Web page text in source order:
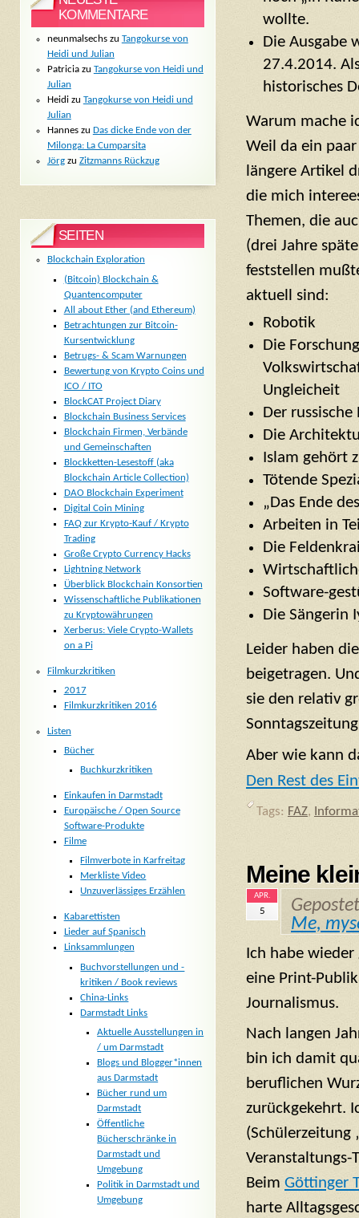
wollte.
Die Ausgabe
27.4.2014.
historisches
Warum mache
Weil da ein
längere Artikel
die mich
Themen, die
(drei Jahre
feststellen
aktuell sind:
Robotik
Die
Ungleicheit
Der
Die
Islam gehört
Tötende
„Das Ende
Arbeiten in
Die
Software-
Die Sängerin
Leider haben
beigetragen.
sie den relativ
Aber wie kann
Den Rest des
Tags: FAZ,
Meine
APR.
5
Me,
Ich habe wieder
eine Print-
Journalismus.
Nach langen
bin ich damit
beruflichen
zurückgekehrt.
(Schülerzeitung
Beim Göttinger
harte
KOMMENTARE
neunmalsechszu Tangokurse von
Heidi und Julian
Patriciazu Tangokurse von Heidi und
Julian
Heidizu Tangokurse von Heidi und
Julian
Hanneszu Das dicke Ende von der
Milonga: La Cumparsita
Jörgzu Zitzmanns Rückzug
SEITEN
Blockchain Exploration
(Bitcoin) Blockchain &
Quantencomputer
All about Ether (and Ethereum)
Betrachtungen zur Bitcoin-
Kursentwicklung
Betrugs- & Scam Warnungen
Bewertung von Krypto Coins und
ICO / ITO
BlockCAT Project Diary
Blockchain Business Services
Blockchain Firmen, Verbände
und Gemeinschaften
Blockketten-Lesestoff (aka
Blockchain Article Collection)
DAO Blockchain Experiment
Digital Coin Mining
FAQ zur Krypto-Kauf / Krypto
Trading
Große Crypto Currency Hacks
Lightning Network
Überblick Blockchain Konsortien
Wissenschaftliche Publikationen
zu Kryptowährungen
Xerberus: Viele Crypto-Wallets
on a Pi
Filmkurzkritiken
2017
Filmkurzkritiken 2016
Listen
Bücher
Buchkurzkritiken
Einkaufen in Darmstadt
Europäische / Open Source
Software-Produkte
Filme
Filmverbote in Karfreitag
Merkliste Video
Unzuverlässiges Erzählen
Kabarettisten
Lieder auf Spanisch
Linksammlungen
Buchvorstellungen und -
kritiken / Book reviews
China-Links
Darmstadt Links
Aktuelle Ausstellungen in
/ um Darmstadt
Blogs und Blogger*innen
aus Darmstadt
Bücher rund um
Darmstadt
Öffentliche
Bücherschränke in
Darmstadt und
Umgebung
Politik in Darmstadt und
Umgebung